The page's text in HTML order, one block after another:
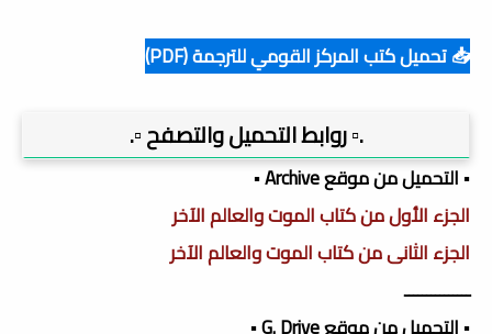
📥 تحميل كتب المركز القومي للترجمة (PDF)
.▫️ روابط التحميل والتصفح ▫️.
▪️ التحميل من موقع Archive ▪️
الجزء الأول من كتاب الموت والعالم الآخر
الجزء الثانى من كتاب الموت والعالم الآخر
ـــــــــــــــ